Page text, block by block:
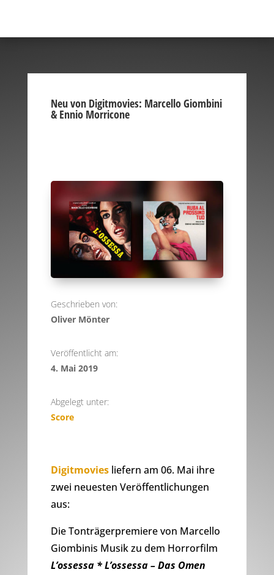
Neu von Digitmovies: Marcello Giombini
& Ennio Morricone
Geschrieben von:
Oliver Mönter
Veröffentlicht am:
4. Mai 2019
Abgelegt unter:
Score
Digitmoviesliefern am 06. Mai ihre
zwei neuesten Veröffentlichungen
aus:
Die Tonträgerpremiere von Marcello
Giombinis Musik zu dem Horrorfilm
L’ossessa * L’ossessa – Das Omen